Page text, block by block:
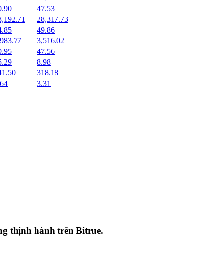
47.53
28,317.73
49.86
3,516.02
47.56
8.98
318.18
3.31
thịnh hành trên Bitrue.